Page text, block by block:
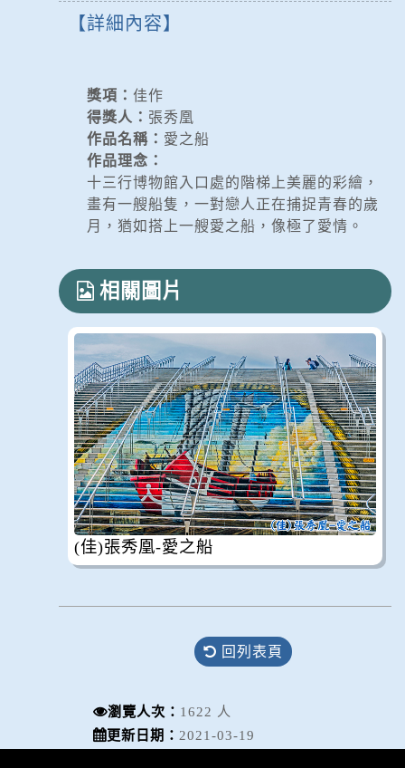
詳細內容
獎項： 佳作
得獎人： 張秀凰
作品名稱： 愛之船
作品理念：
十三行博物館入口處的階梯上美麗的彩繪，
畫有一艘船隻，一對戀人正在捕捉青春的歲
月，猶如搭上一艘愛之船，像極了愛情。
相關圖片
(佳)張秀凰-愛之船
回列表頁
瀏覽人次： 1622 人
更新日期： 2021-03-19